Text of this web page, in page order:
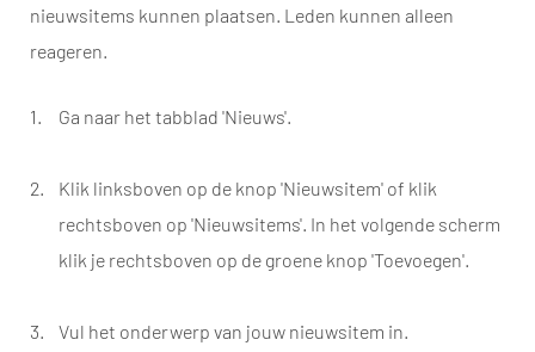
nieuwsitems kunnen plaatsen. Leden kunnen alleen
reageren.
Ga naar het tabblad 'Nieuws'.
Klik linksboven op de knop 'Nieuwsitem' of klik
rechtsboven op 'Nieuwsitems'. In het volgende scherm
klik je rechtsboven op de groene knop 'Toevoegen'.
Vul het onderwerp van jouw nieuwsitem in.